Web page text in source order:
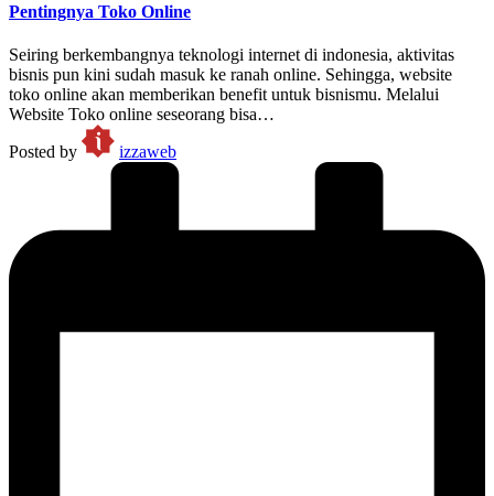
Pentingnya Toko Online
Seiring berkembangnya teknologi internet di indonesia, aktivitas
bisnis pun kini sudah masuk ke ranah online. Sehingga, website
toko online akan memberikan benefit untuk bisnismu. Melalui
Website Toko online seseorang bisa…
Posted by
izzaweb